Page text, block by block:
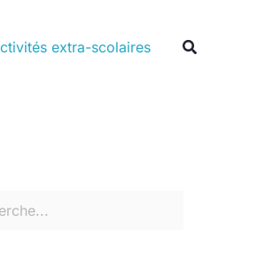
extra-scolaires